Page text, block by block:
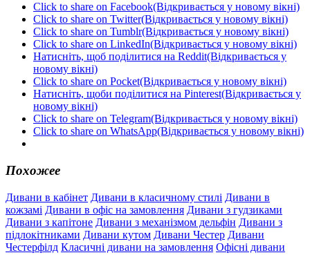
Click to share on Facebook(Відкривається у новому вікні)
Click to share on Twitter(Відкривається у новому вікні)
Click to share on Tumblr(Відкривається у новому вікні)
Click to share on LinkedIn(Відкривається у новому вікні)
Натисніть, щоб поділитися на Reddit(Відкривається у
новому вікні)
Click to share on Pocket(Відкривається у новому вікні)
Натисніть, щоби поділитися на Pinterest(Відкривається у
новому вікні)
Click to share on Telegram(Відкривається у новому вікні)
Click to share on WhatsApp(Відкривається у новому вікні)
Похожее
Дивани в кабінет Дивани в класичному стилі Дивани в
кожзамі Дивани в офіс на замовлення Дивани з гудзиками
Дивани з капітоне Дивани з механізмом дельфін Дивани з
підлокітниками Дивани кутом Дивани Честер Дивани
Честерфілд Класичні дивани на замовлення Офісні дивани